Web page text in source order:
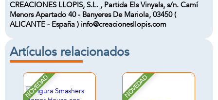
CREACIONES LLOPIS, S.L. , Partida Els Vinyals, s/n. Camí
Menors Apartado 40 - Banyeres De Mariola, 03450 (
ALICANTE - España ) info@creacionesllopis.com
Artículos relacionados
NOVEDAD NOVEDAD